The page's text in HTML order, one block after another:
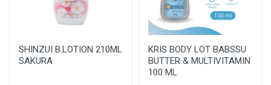
SHINZUI B.LOTION 210ML
SAKURA
KRIS BODY LOT BABSSU
BUTTER & MULTIVITAMIN
100 ML